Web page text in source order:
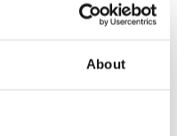
About